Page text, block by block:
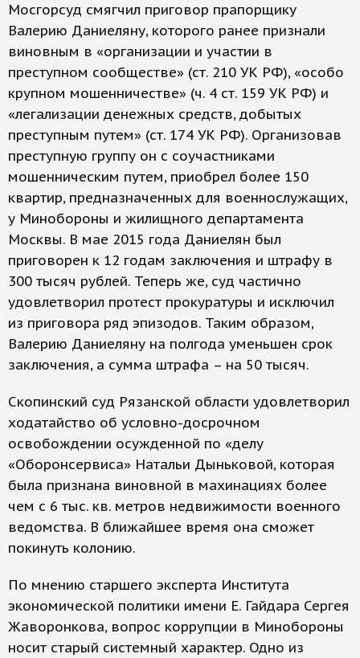
Мосгорсуд смягчил приговор прапорщику
Валерию Даниеляну, которого ранее признали
виновным в «организации и участии в
преступном сообществе» (ст. 210 УК РФ), «особо
крупном мошенничестве» (ч. 4 ст. 159 УК РФ) и
«легализации денежных средств, добытых
преступным путем» (ст. 174 УК РФ). Организовав
преступную группу он с соучастниками
мошенническим путем, приобрел более 150
квартир, предназначенных для военнослужащих,
у Минобороны и жилищного департамента
Москвы. В мае 2015 года Даниелян был
приговорен к 12 годам заключения и штрафу в
300 тысяч рублей. Теперь же, суд частично
удовлетворил протест прокуратуры и исключил
из приговора ряд эпизодов. Таким образом,
Валерию Даниеляну на полгода уменьшен срок
заключения, а сумма штрафа – на 50 тысяч.
Скопинский суд Рязанской области удовлетворил
ходатайство об условно-досрочном
освобождении осужденной по «делу
«Оборонсервиса» Натальи Дыньковой, которая
была признана виновной в махинациях более
чем с 6 тыс. кв. метров недвижимости военного
ведомства. В ближайшее время она сможет
покинуть колонию.
По мнению старшего эксперта Института
экономической политики имени Е. Гайдара Сергея
Жаворонкова, вопрос коррупции в Минобороны
носит старый системный характер. Одно из